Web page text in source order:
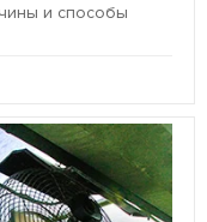
и способы